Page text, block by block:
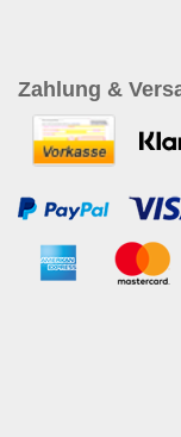
Zahlung &